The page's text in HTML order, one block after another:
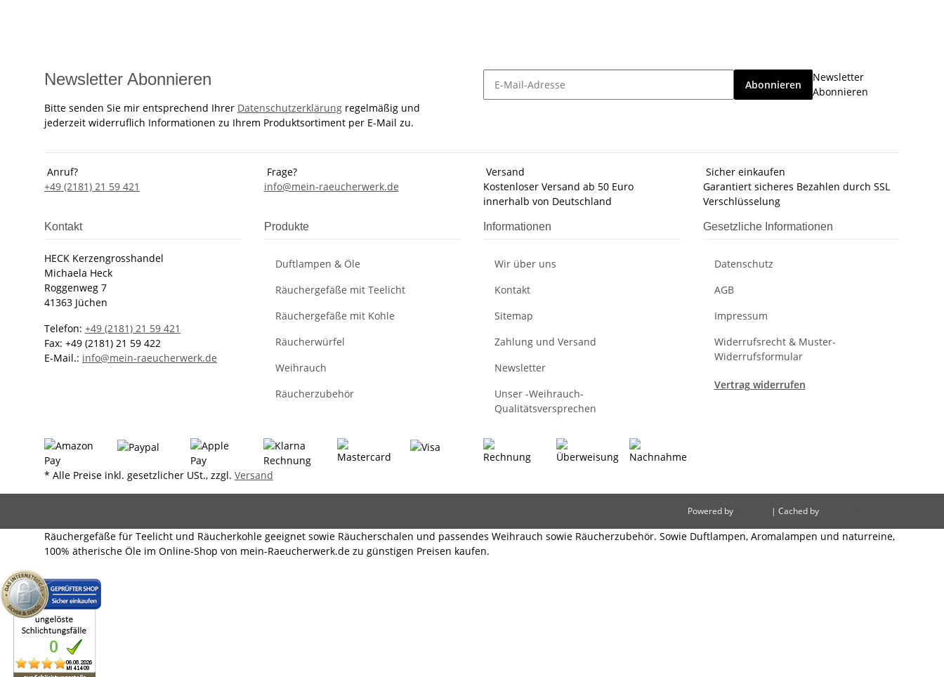
Newsletter Abonnieren
Bitte senden Sie mir entsprechend Ihrer Datenschutzerklärung regelmäßig und
jederzeit widerruflich Informationen zu Ihrem Produktsortiment per E-Mail zu.
Abonnieren
Newsletter
Abonnieren
Anruf?
+49 (2181) 21 59 421
Frage?
info@mein-raeucherwerk.de
Versand
Kostenloser Versand ab 50 Euro
innerhalb von Deutschland
Sicher einkaufen
Garantiert sicheres Bezahlen durch SSL
Verschlüsselung
Kontakt
HECK Kerzengrosshandel
Michaela Heck
Roggenweg 7
41363 Jüchen
Telefon: +49 (2181) 21 59 421
Fax: +49 (2181) 21 59 422
E-Mail.: info@mein-raeucherwerk.de
Produkte
Duftlampen & Öle
Räuchergefäße mit Teelicht
Räuchergefäße mit Kohle
Räucherwürfel
Weihrauch
Räucherzubehör
Informationen
Wir über uns
Kontakt
Sitemap
Zahlung und Versand
Newsletter
Unser -Weihrauch-
Qualitätsversprechen
Gesetzliche Informationen
Datenschutz
AGB
Impressum
Widerrufsrecht & Muster-
Widerrufsformular
Vertrag widerrufen
* Alle Preise inkl. gesetzlicher USt., zzgl. Versand
Powered by | Cached by
Räuchergefäße für Teelicht und Räucherkohle geeignet sowie Räucherschalen und passendes Weihrauch sowie Räucherzubehör. Sowie Duftlampen, Aromalampen und naturreine,
100% ätherische Öle im Online-Shop von mein-Raeucherwerk.de zu günstigen Preisen kaufen.